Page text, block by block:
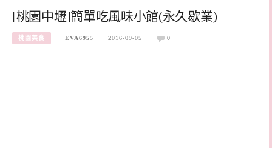
[桃園中壢]簡單吃風味小館(永久歇業)
桃園美食 EVA6955 2016-09-05 0